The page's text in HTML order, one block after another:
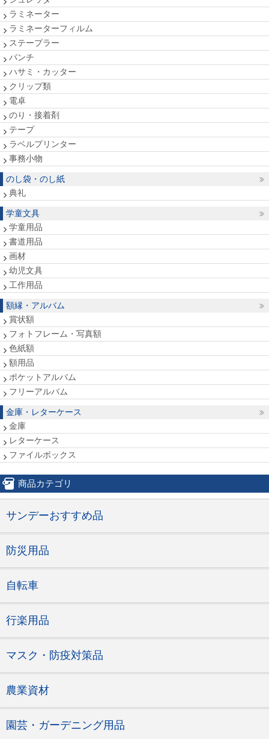
ラミネーター
ラミネーターフィルム
ステープラー
パンチ
ハサミ・カッター
クリップ類
電卓
のり・接着剤
テープ
ラベルプリンター
事務小物
のし袋・のし紙
典礼
学童文具
学童用品
書道用品
画材
幼児文具
工作用品
額縁・アルバム
賞状額
フォトフレーム・写真額
色紙額
額用品
ポケットアルバム
フリーアルバム
金庫・レターケース
金庫
レターケース
ファイルボックス
商品カテゴリ
サンデーおすすめ品
防災用品
自転車
行楽用品
マスク・防疫対策品
農業資材
園芸・ガーデニング用品